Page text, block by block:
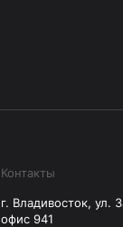
Контакты
г. Владивосток, ул.
офис 941